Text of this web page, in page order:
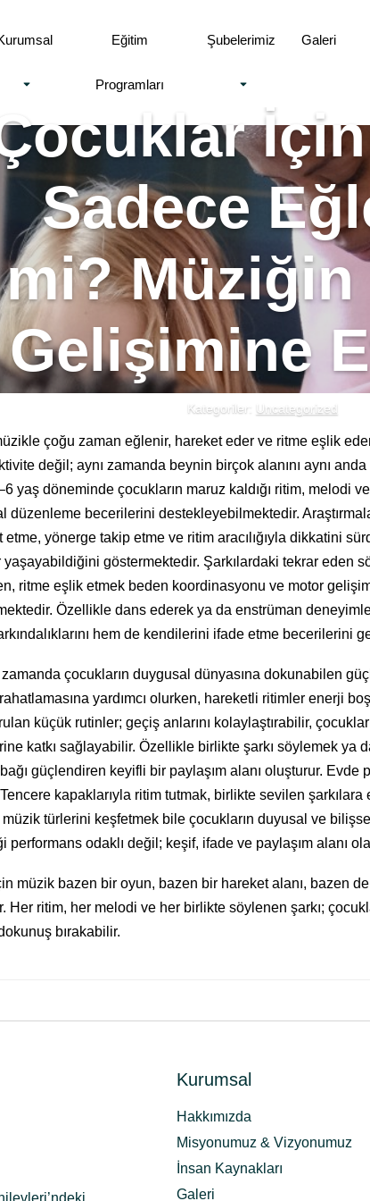
Eğitim
Programları
Şubelerimiz Galeri
Sadece
mi? Müziğin
Gelişimine
Kategoriler: Uncategorized
çoğu zaman eğlenir, hareket eder ve ritme eşlik
değil; aynı zamanda beynin birçok alanını aynı
yaş döneminde çocukların maruz kaldığı ritim, melodi
düzenleme becerilerini destekleyebilmektedir.
etme, yönerge takip etme ve ritim aracılığıyla dikkatini
göstermektedir. Şarkılardaki tekrar eden
ritme eşlik etmek beden koordinasyonu ve motor
Özellikle dans ederek ya da enstrüman
hem de kendilerini ifade etme becerilerini
zamanda çocukların duygusal dünyasına dokunabilen
yardımcı olurken, hareketli ritimler enerji
küçük rutinler; geçiş anlarını kolaylaştırabilir,
katkı sağlayabilir. Özellikle birlikte şarkı söylemek ya
güçlendiren keyifli bir paylaşım alanı oluşturur.
kapaklarıyla ritim tutmak, birlikte sevilen
müzik türlerini keşfetmek bile çocukların duyusal ve
performans odaklı değil; keşif, ifade ve paylaşım alanı
müzik bazen bir oyun, bazen bir hareket alanı, bazen
Her ritim, her melodi ve her birlikte söylenen şarkı;
bırakabilir.
Kurumsal
Hakkımızda
Misyonumuz & Vizyonumuz
İnsan Kaynakları
Galeri